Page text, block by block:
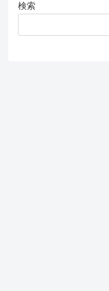
検索